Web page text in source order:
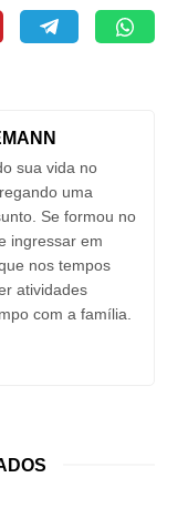
sua vida no
uma
Se formou no
ingressar em
nos tempos
atividades
com a família.